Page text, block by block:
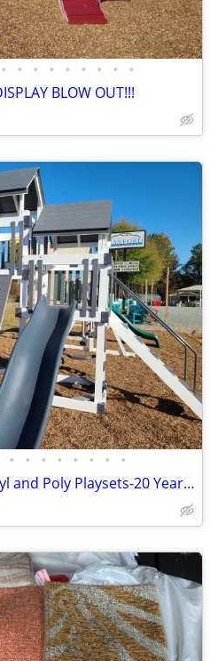
• • • • • • • • •
BLOW OUT!!!
• • • • • • • •
Amish Made Premium Vinyl and Poly Playsets-20 Year Warranty-BEAUTIFUL!